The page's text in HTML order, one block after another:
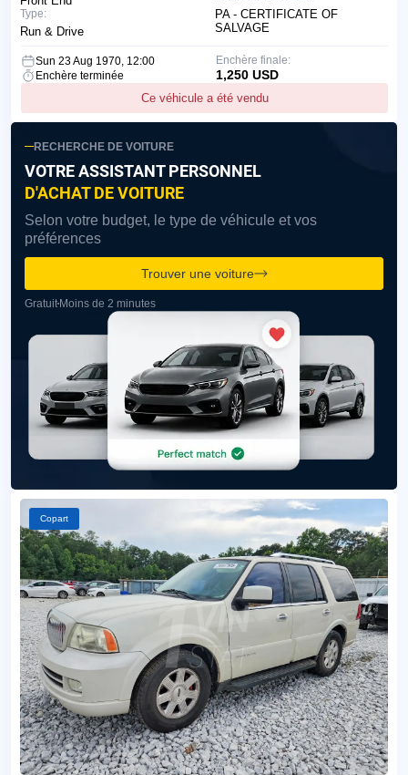
PA - CERTIFICATE OF
SALVAGE
Type:
Run & Drive
Sun 23 Aug 1970, 12:00
Enchère terminée
Ce véhicule a été vendu
Enchère finale:
1,250 USD
RECHERCHE DE VOITURE
VOTRE ASSISTANT PERSONNEL
D'ACHAT DE VOITURE
Selon votre budget, le type de véhicule et vos
préférences
Trouver une voiture
Gratuit Moins de 2 minutes
Copart